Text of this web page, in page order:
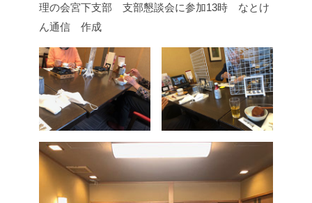
理の会宮下支部 支部懇談会に参加13時 なとけ
ん通信 作成